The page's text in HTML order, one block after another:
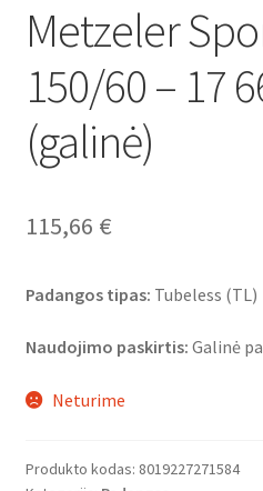
Metzeler
150/60 – 17
(galinė)
115,66 €
Padangos tipas: Tubeless (TL)
Naudojimo paskirtis: Galinė
Neturime
Produkto kodas: 8019227271584